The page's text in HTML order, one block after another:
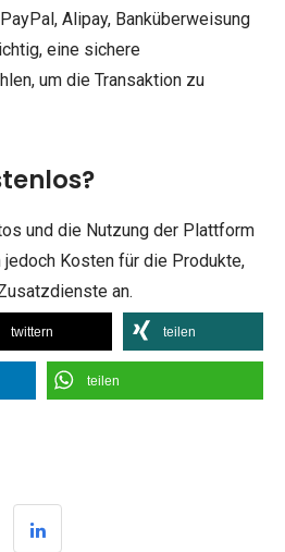
Alipay, Banküberweisung
eine sichere
um die Transaktion zu
und die Nutzung der Plattform
Kosten für die Produkte,
an.
twittern teilen
teilen